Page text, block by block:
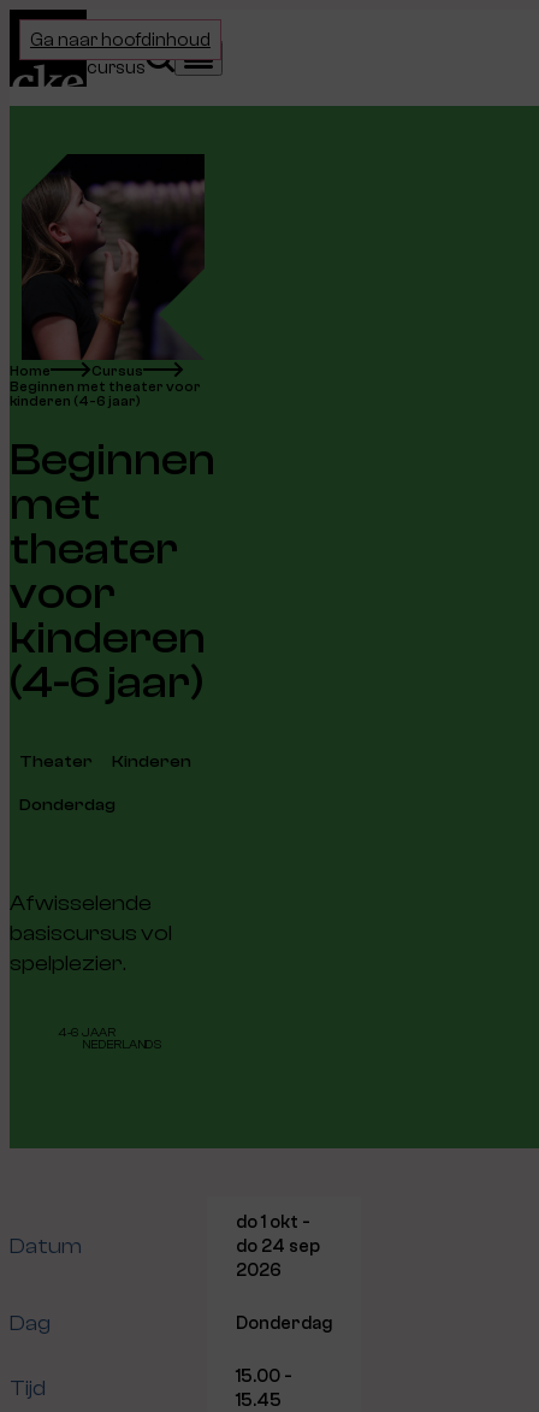
Ga naar hoofdinhoud
Home
Kies je
cursusZoeken
Menu
Home
Cursus
Beginnen met theater voor
kinderen (4-6 jaar)
Beginnen
met
theater
voor
kinderen
(4-6 jaar)
Theater Kinderen
Donderdag
Afwisselende
basiscursus vol
spelplezier.
4-6 JAAR
NEDERLANDS
Datum
do 1 okt -
do 24 sep
2026
Dag Donderdag
Tijd
15.00 -
15.45